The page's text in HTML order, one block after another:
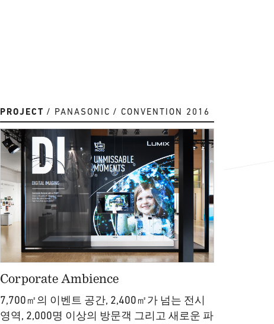
PROJECT PANASONIC CONVENTION 2016
Corporate Ambience
7,700㎡의 이벤트 공간, 2,400㎡가 넘는 전시
영역, 2,000명 이상의 방문객 그리고 새로운 파